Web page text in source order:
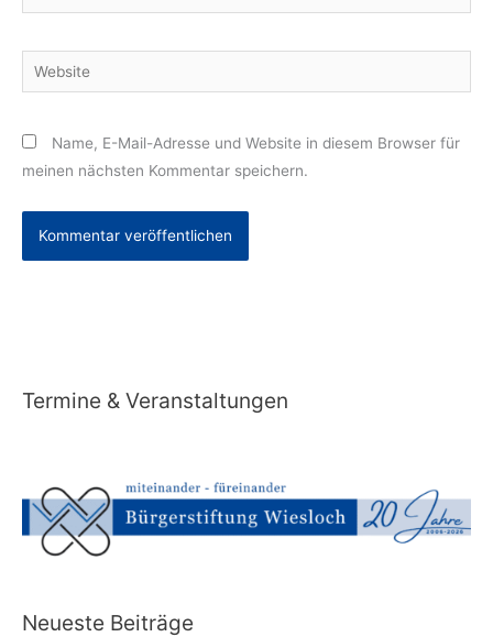
Mail-
Website
Name, E-Mail-Adresse und Website in diesem Browser für
meinen nächsten Kommentar speichern.
Termine & Veranstaltungen
Neueste Beiträge